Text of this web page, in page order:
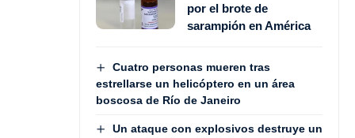
por el brote de
sarampión en América
Cuatro personas mueren tras
estrellarse un helicóptero en un área
boscosa de Río de Janeiro
Un ataque con explosivos destruye un